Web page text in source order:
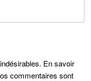
En savoir
commentaires sont